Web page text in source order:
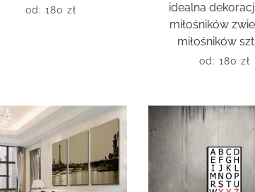
od: 180 zł
idealna
miłośników
miłośników
od: 180 zł